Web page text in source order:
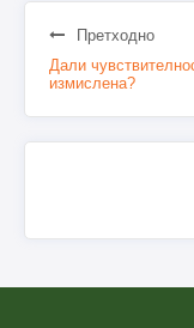
Претходно
Дали
измислена?